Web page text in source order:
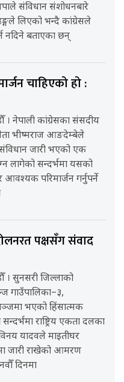
संविधान संशोधनबारे
लिएको भन्दै कांग्रेसले
नदिने बताएका छन्
चाहिएको हो :
। नेपाली कांग्रेसका संसदीय
भीष्मराज आङदेम्बेले
संविधान जारी भएको एक
लागेको सन्दर्भमा यसको
आवश्यक परिमार्जन गर्नुपर्ने
पक्षसँग संवाद
। सुनसरी जिल्लाको
गाउँपालिका–३,
भएको हिंसात्मक
राष्ट्रिय एकता दलका
यादवले माइतीघर
जारी राखेको आमरण
दिनमा